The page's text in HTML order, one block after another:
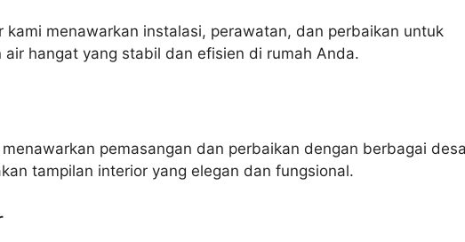
kami menawarkan instalasi, perawatan, dan perbaikan untuk
air hangat yang stabil dan efisien di rumah Anda.
pemasangan dan perbaikan dengan berbagai
tampilan interior yang elegan dan fungsional.